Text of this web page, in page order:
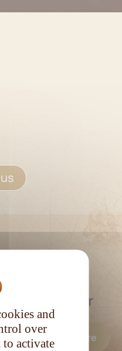
la newsletter
and
over
activate